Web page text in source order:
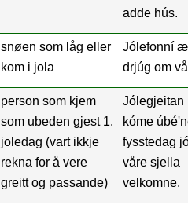
adde hús.
snøen som låg eller
kom i jola
Jólefonní æ
drjúg om
person som kjem
som ubeden gjest 1.
joledag (vart ikkje
rekna for å vere
greitt og passande)
Jólegjeitan
kóme
fysstedag
våre sjella
velkomne.